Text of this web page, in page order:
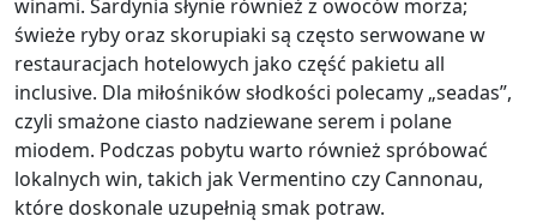
winami. Sardynia słynie również z owoców morza;
świeże ryby oraz skorupiaki są często serwowane w
restauracjach hotelowych jako część pakietu all
inclusive. Dla miłośników słodkości polecamy „seadas”,
czyli smażone ciasto nadziewane serem i polane
miodem. Podczas pobytu warto również spróbować
lokalnych win, takich jak Vermentino czy Cannonau,
które doskonale uzupełnią smak potraw.